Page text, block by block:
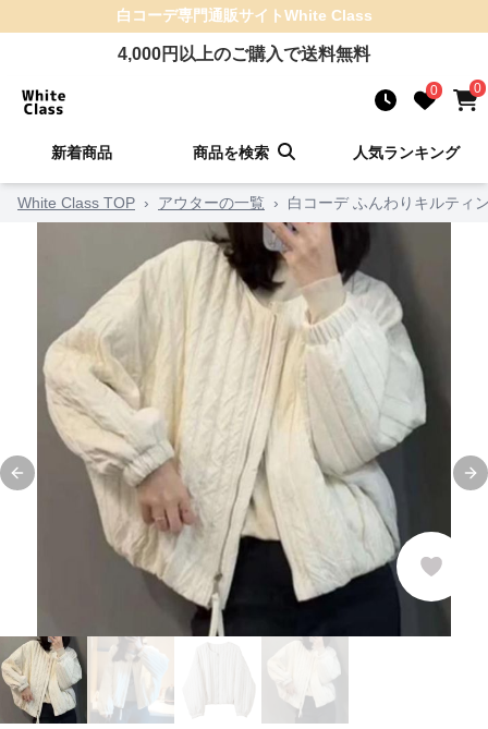
白コーデ専門通販サイトWhite Class
4,000円以上のご購入で送料無料
0 0
新着商品 商品を検索 人気ランキング
White Class TOP › アウターの一覧 › 白コーデ ふんわりキルティ
Previous slide